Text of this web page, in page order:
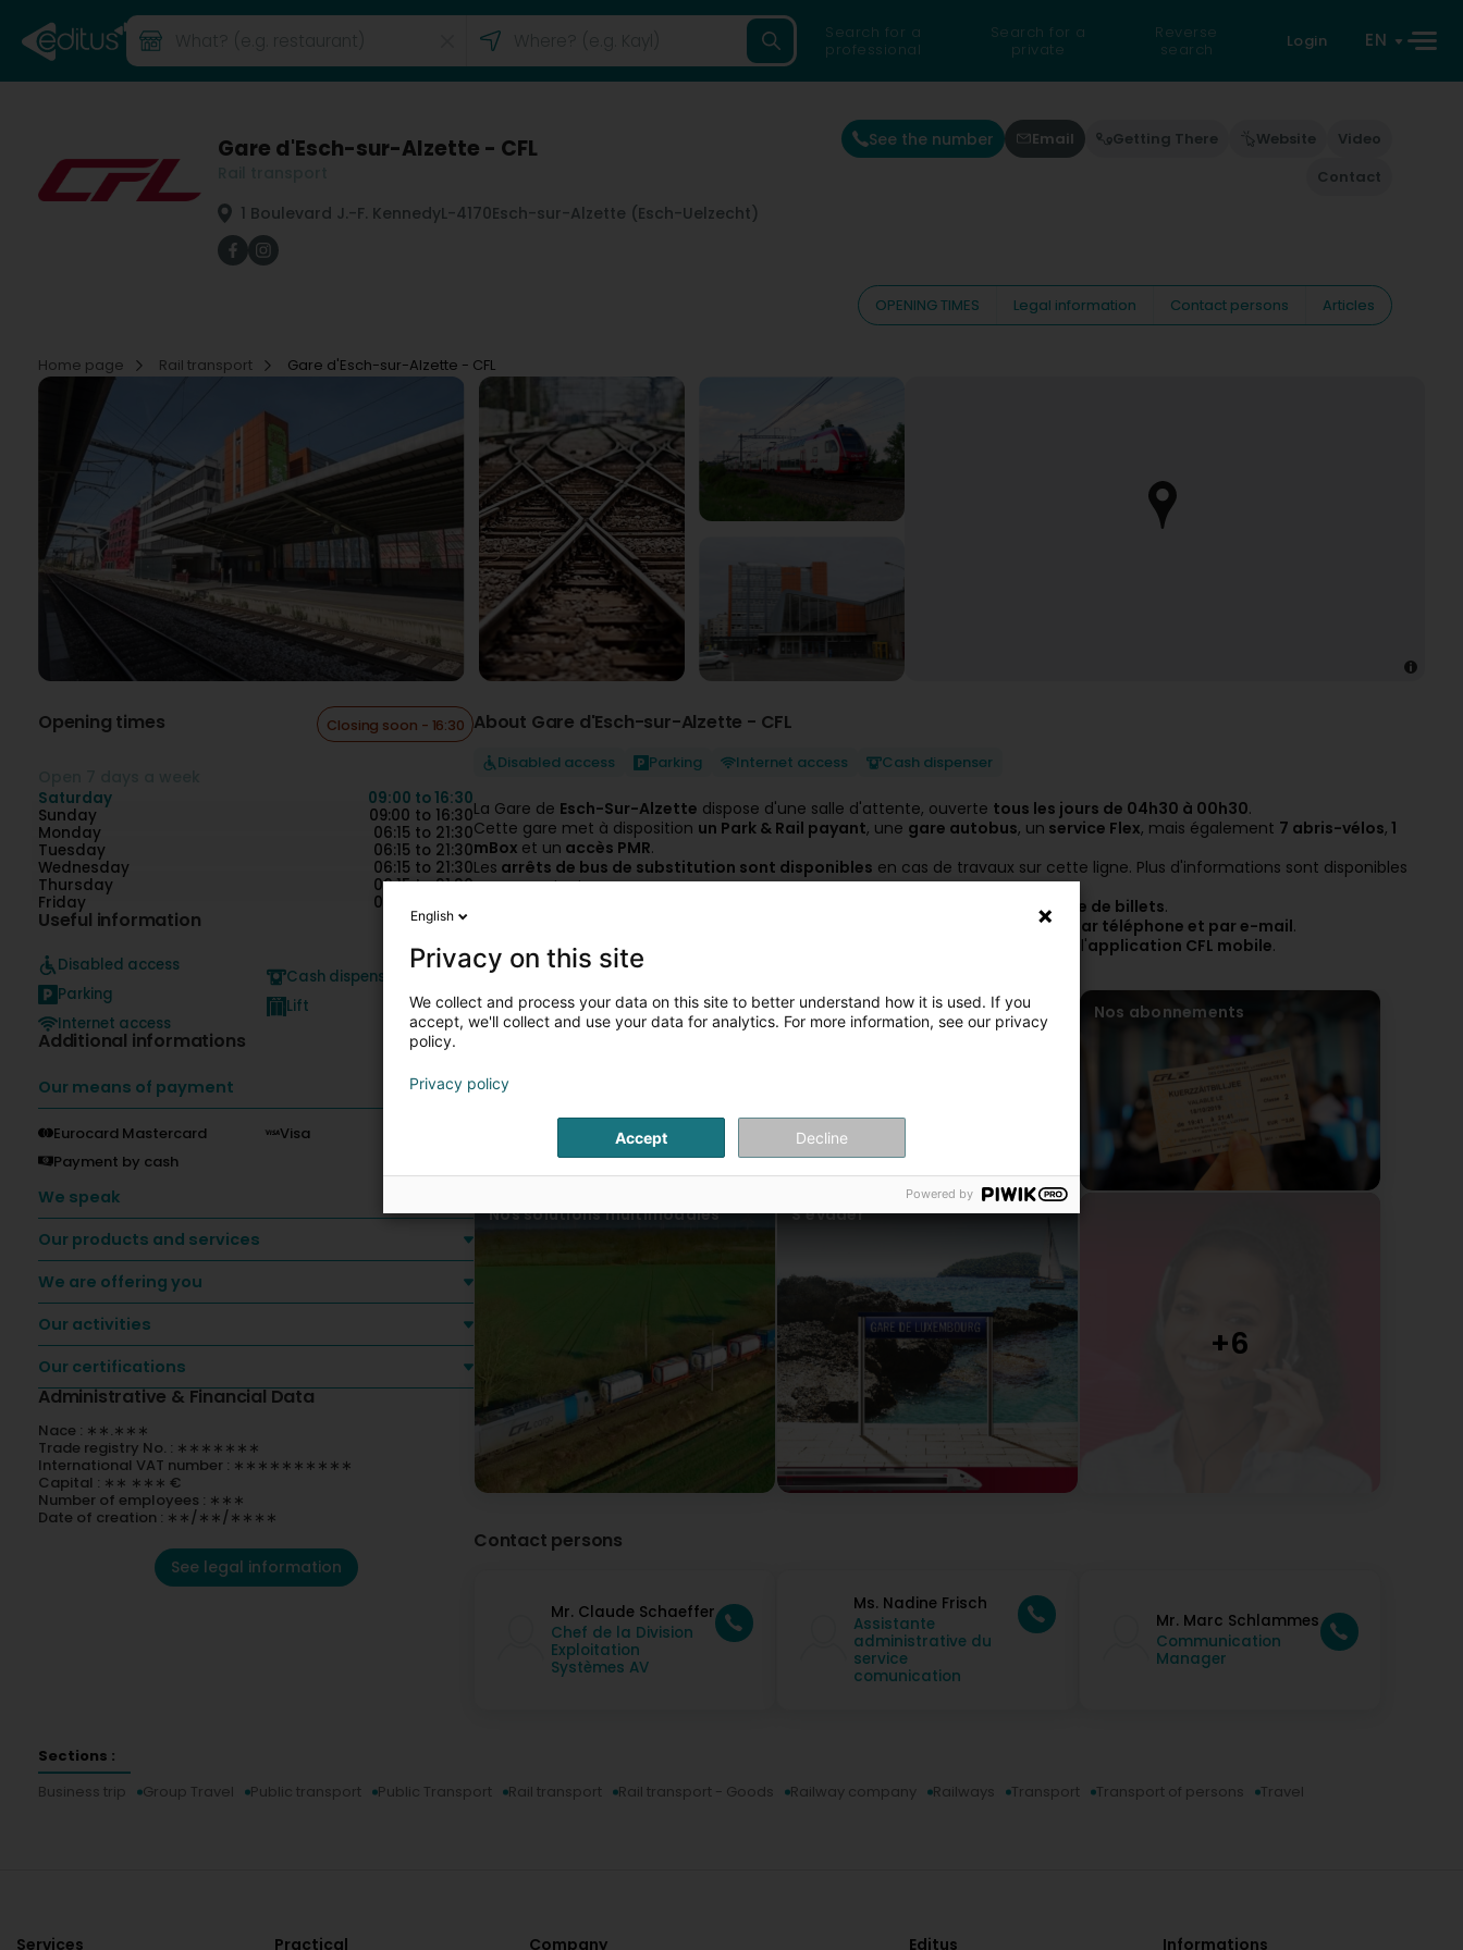
Search for a
professional
Search for a
private
Reverse
search
Login EN
Gare d'Esch-sur-Alzette - CFL
1 Boulevard J.-F. KennedyL-4170Esch-sur-Alzette (Esch-Uelzecht)
See the number Email Getting There Website
Video
Contact
OPENING TIMES Legal information Contact persons Articles
Home page Rail transport Gare d'Esch-sur-Alzette - CFL
Opening times Closing soon - 16:30
Saturday
09:00 to 16:30
Sunday
09:00 to 16:30
Monday
06:15 to 21:30
Tuesday
06:15 to 21:30
Wednesday
06:15 to 21:30
Thursday
06:15 to 21:30
Friday
06:15 to 21:30
Useful information
Disabled access
Parking
Internet access
Cash dispenser
Lift
Additional informations
Our means of payment
Eurocard Mastercard
Payment by cash
Visa
We speak
Our products and services
We are offering you
Our activities
Our certifications
Administrative & Financial Data
Nace : ∗∗.∗∗∗
Trade registry No. : ∗∗∗∗∗∗∗
International VAT number : ∗∗∗∗∗∗∗∗∗∗
Capital : ∗∗ ∗∗∗ €
Number of employees : ∗∗∗
Date of creation : ∗∗/∗∗/∗∗∗∗
See legal information
About Gare d'Esch-sur-Alzette - CFL
Disabled access Parking Internet access Cash dispenser
La Gare de Esch-Sur-Alzette dispose d'une salle d'attente, ouverte tous les jours de 04h30 à 00h30.
Cette gare met à disposition un Park & Rail payant, une gare autobus, un service Flex, mais également 7 abris-vélos, 1
mBox et un accès PMR.
Les arrêts de bus de substitution sont disponibles en cas de travaux sur cette ligne. Plus d'informations sont disponibles
sur notre site internet.
distributeur automatique de billets.
Pour toute demande d’information complémentaire, cette gare est joignable
par téléphone et par e-mail.
Les billets de train sont disponibles à l’achat sur le
ou via l'application CFL mobile.
Our articles
Nos canaux de vente Voyager en groupe Nos abonnements
Nos solutions multimodales S'évader
Contact persons
Mr. Claude Schaeffer
Chef de la Division
Exploitation
Systèmes AV
Ms. Nadine Frisch
Assistante
administrative du
service
comunication
Mr. Marc Schlammes
Communication
Manager
Sections :
Business trip
Group Travel Public transport Public Transport Rail transport Rail transport - Goods Railway company Railways Transport Transport of persons Travel
Services Practical Company Editus Informations
English
Privacy on this site
We collect and process your data on this site to better understand how it is used. If you
accept, we'll collect and use your data for analytics. For more information, see our privacy
policy.
Privacy policy
Accept Decline
Powered by